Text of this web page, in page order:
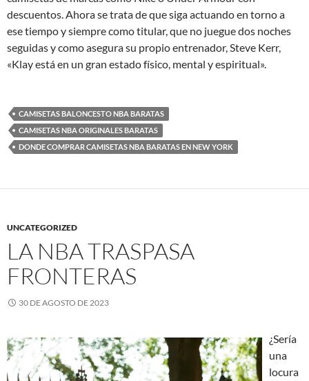
descuentos. Ahora se trata de que siga actuando en torno a
ese tiempo y siempre como titular, que no juegue dos noches
seguidas y como asegura su propio entrenador, Steve Kerr,
«Klay está en un gran estado físico, mental y espiritual».
CAMISETAS BALONCESTO NBA BARATAS
CAMISETAS NBA ORIGINALES BARATAS
DONDE COMPRAR CAMISETAS NBA BARATAS EN NEW YORK
UNCATEGORIZED
LA NBA TRASPASA
FRONTERAS
30 DE AGOSTO DE 2023
¿Sería
una
locura